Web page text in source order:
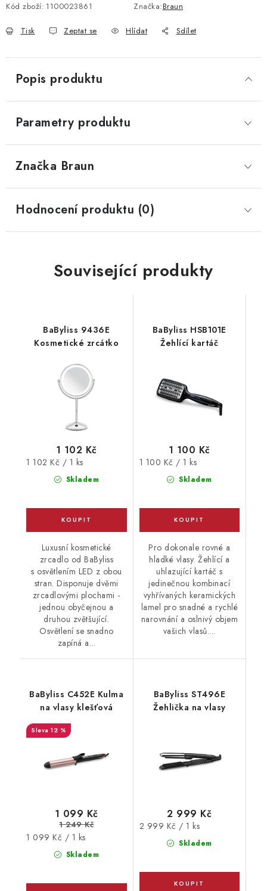
Kód zboží: 1100023861 Značka:Braun
Tisk Zeptat se Hlídat Sdílet
Popis produktu
Parametry produktu
Značka Braun
Hodnocení produktu (0)
Související produkty
BaByliss 9436E
Kosmetické zrcátko
Skladem
1 102 Kč
Měrná
1 102 Kč / 1 ks
Luxusní kosmetické
zrcadlo od BaByliss
s osvětlením LED z obou
stran. Disponuje dvěmi
zrcadlovými plochami -
jednou obyčejnou a
druhou zvětšující.
Osvětlení se snadno
zapíná a...
BaByliss HSB101E
Žehlící kartáč
Skladem
1 100 Kč
Měrná
1 100 Kč / 1 ks
Pro dokonale rovné a
hladké vlasy. Žehlící a
uhlazující kartáč s
jedinečnou kombinací
vyhřívaných keramických
lamel pro snadné a rychlé
narovnání a oslnivý objem
vašich vlasů....
BaByliss C452E Kulma
na vlasy klešťová
12 %
Skladem
1 099 Kč
1 249 Kč
Měrná
1 099 Kč / 1 ks
BaByliss ST496E
Žehlička na vlasy
Skladem
2 999 Kč
Měrná
2 999 Kč / 1 ks